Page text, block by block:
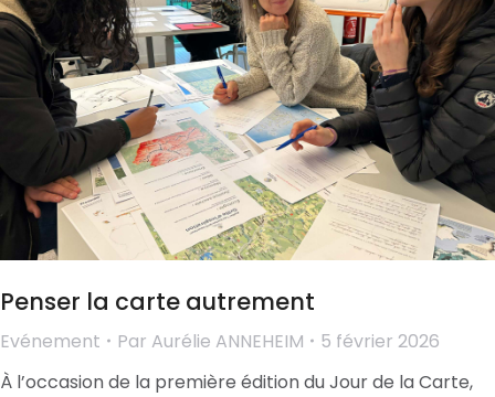
Penser la carte autrement
Evénement Par Aurélie ANNEHEIM
5 février 2026
À l’occasion de la première édition du Jour de la Carte,